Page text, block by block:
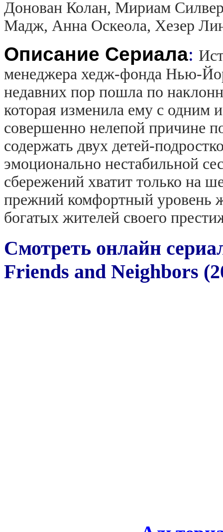
Донован Колан, Мириам
Мадж, Анна Оскеола, Хезер
Описание Сериала:
менеджера хедж-фонда Нью-
недавних пор пошла по
которая изменила ему с одним
совершенно нелепой причине
содержать двух детей-
эмоционально нестабильной
сбережений хватит только на
прежний комфортный уровень
богатых жителей своего
Смотреть онлайн
Friends and Neighbors